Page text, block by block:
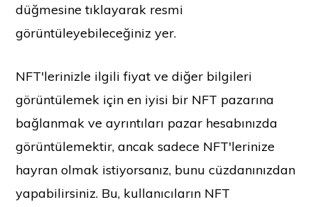
düğmesine tıklayarak resmi
görüntüleyebileceğiniz yer.
NFT'lerinizle ilgili fiyat ve diğer bilgileri
görüntülemek için en iyisi bir NFT pazarına
bağlanmak ve ayrıntıları pazar hesabınızda
görüntülemektir, ancak sadece NFT'lerinize
hayran olmak istiyorsanız, bunu cüzdanınızdan
yapabilirsiniz. Bu, kullanıcıların NFT